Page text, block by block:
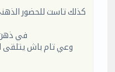
?كذلك تاست للحضور
في ذهن
وعي تام باش يتلقى